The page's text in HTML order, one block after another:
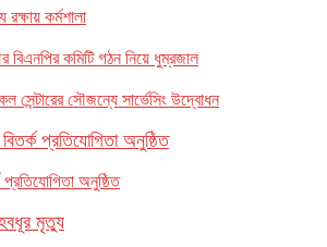
রক্ষায় কর্মশালা
কমিটি গঠন নিয়ে ধুম্রজাল
সেন্টারের সৌজন্যে সার্ভেসিং উদ্বোধন
প্রতিযোগিতা অনুষ্ঠিত